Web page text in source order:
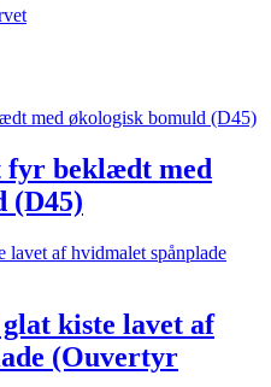
beklædt med
(D45)
kiste lavet af
(Ouvertyr